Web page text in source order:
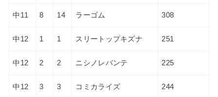
中11 8 14 ラーゴム 308
中12 1 1 スリートップキズナ 251
中12 2 2 ニシノレバンテ 225
中12 3 3 コミカライズ 244